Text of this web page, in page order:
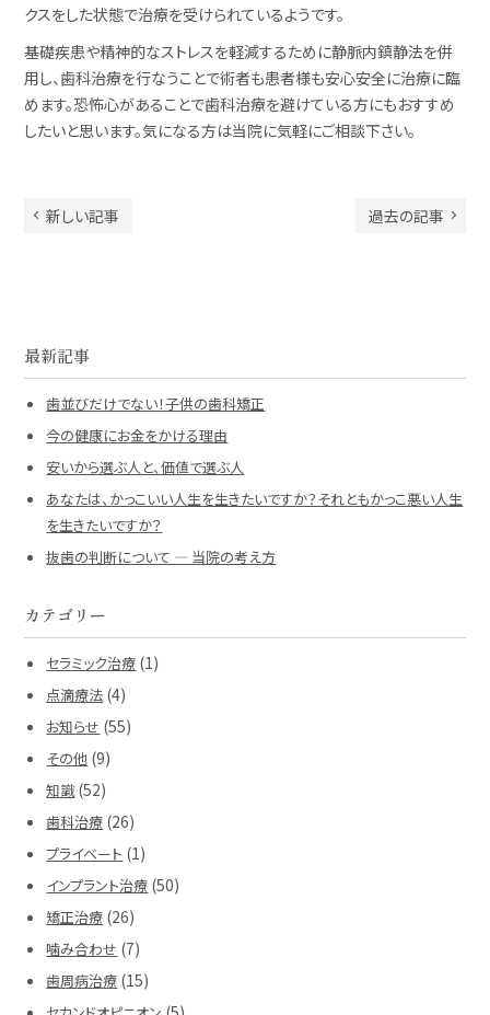
クスをした状態で治療を受けられているようです。
基礎疾患や精神的なストレスを軽減するために静脈内鎮静法を併
用し、歯科治療を行なうことで術者も患者様も安心安全に治療に臨
めます。恐怖心があることで歯科治療を避けている方にもおすすめ
したいと思います。気になる方は当院に気軽にご相談下さい。
新しい記事 過去の記事
最新記事
歯並びだけでない！子供の歯科矯正
今の健康にお金をかける理由
安いから選ぶ人と、価値で選ぶ人
あなたは、かっこいい人生を生きたいですか？それともかっこ悪い人生
を生きたいですか？
抜歯の判断について ― 当院の考え方
カテゴリー
セラミック治療 (1)
点滴療法 (4)
お知らせ (55)
その他 (9)
知識(52)
歯科治療 (26)
プライベート (1)
インプラント治療 (50)
矯正治療 (26)
噛み合わせ (7)
歯周病治療 (15)